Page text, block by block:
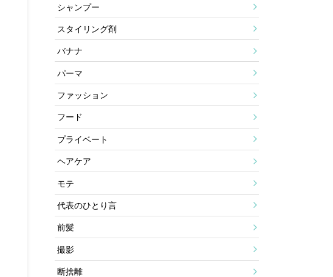
シャンプー
スタイリング剤
バナナ
パーマ
ファッション
フード
プライベート
ヘアケア
モテ
代表のひとり言
前髪
撮影
断捨離